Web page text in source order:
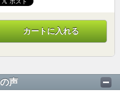
カートに入れる
声